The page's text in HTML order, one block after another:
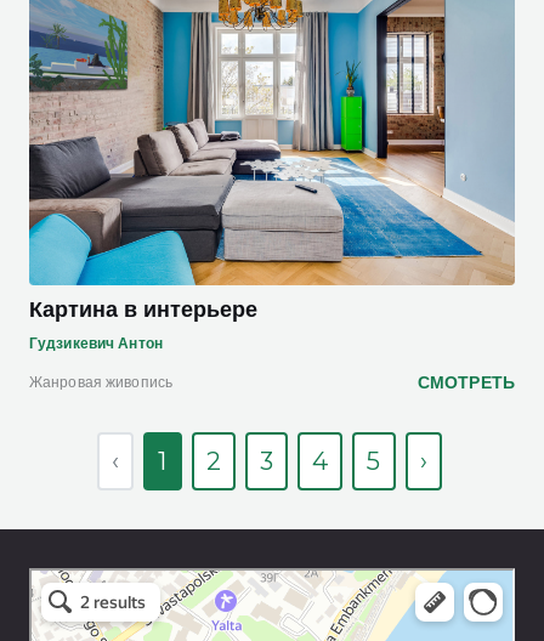
Картина в интерьере
Гудзикевич Антон
Жанровая живопись СМОТРЕТЬ
‹ 1 2 3 4 5 ›
Art Space Lotos
Art studio in Yalta
Exhibition center in Yalta